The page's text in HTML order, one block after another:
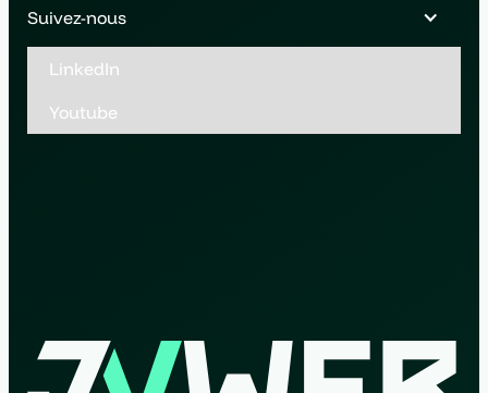
Suivez-nous
LinkedIn
Youtube